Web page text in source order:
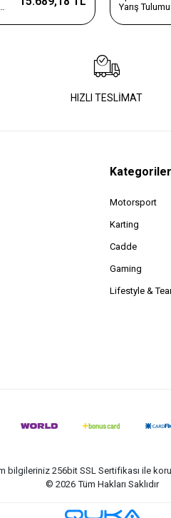
Yarış
HIZLI TESLİMAT
Kategoriler
Motorsport
Karting
Cadde
Gaming
Lifestyle &
bilgileriniz 256bit SSL Sertifikası ile
©2026Tüm Hakları Saklıdır